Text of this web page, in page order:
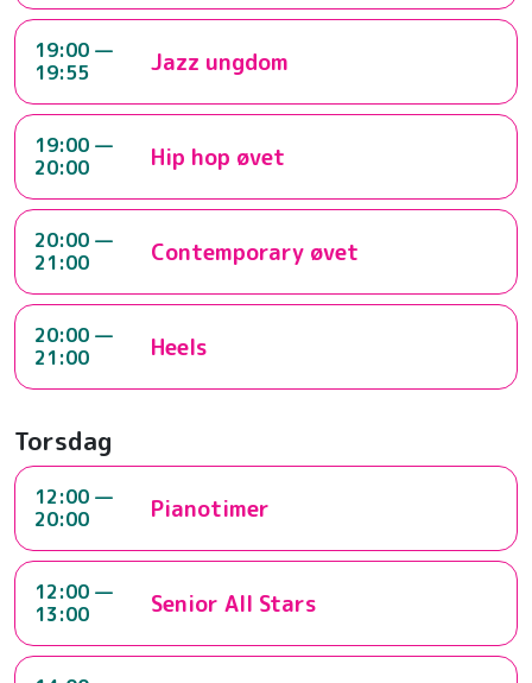
19:00 —
19:55
Jazz ungdom
19:00 —
20:00
Hip hop øvet
20:00 —
21:00
Contemporary øvet
20:00 —
21:00
Heels
Torsdag
12:00 —
20:00
Pianotimer
12:00 —
13:00
Senior All Stars